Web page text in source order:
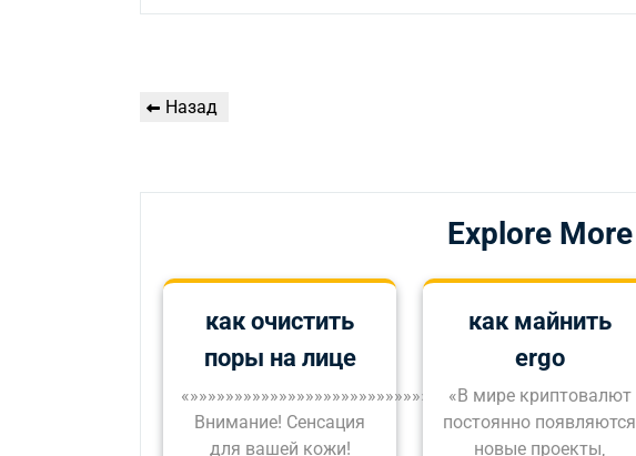
Навигация
Предыдущая
Назад
Explore More
как очистить
поры на лице
«»»»»»»»»»»»»»»»»»»»»»»»»»»»»»»
Внимание! Сенсация
для вашей кожи!
как майнить
ergo
«В мире криптовалют
постоянно появляются
новые проекты‚